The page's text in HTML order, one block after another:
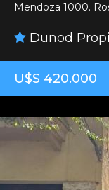
Mendoza 1000.
Dunod
U$S 420.000